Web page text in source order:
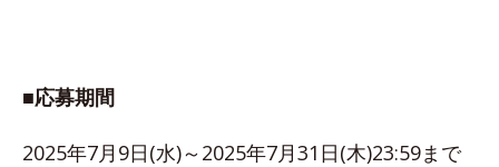
■応募期間
2025年7月9日(水)～2025年7月31日(木)23:59まで